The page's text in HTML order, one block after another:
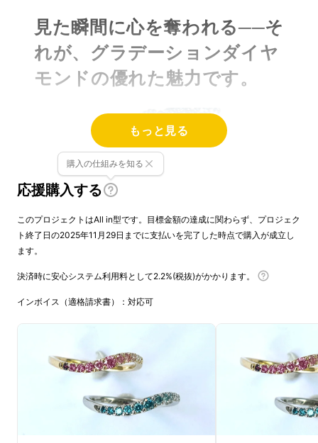
見た瞬間に心を奪われる──そ
れが、グラデーションダイヤ
モンドの優れた魅力です。
地球から採掘した天然ダイヤモンドはいろいろ
な条件化でさまざまなカラーを生み出していま
とは、なかなか数が少ないので非常に難しいこ
今回は地球を掘ることがないラボで作られたダ
もっと見る
応援購入する
購入の仕組みを知る
このプロジェクトはAll in型です。目標金額の達成に関わらず、プロジェク
ト終了日の2025年11月29日までに支払いを完了した時点で購入が成立し
ます。
決済時に安心システム利用料として2.2%(税抜)がかかります。
インボイス（適格請求書）：対応可